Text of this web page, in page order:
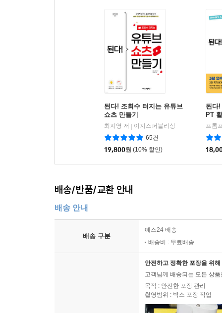
된다! 조회수 터지는 유튜브
쇼츠 만들기
최지영 저
이지스퍼블리싱
65건
19,800원 (10% 할인)
된다
PT
프롬
배송/반품/교환 안내
배송 안내
배송 구분
예스24 배송
배송비 : 무료배송
안전하고 정확한 포장을 위
고객님께 배송되는 모든 상
목적 : 안전한 포장 관리
촬영범위 : 박스 포장 작업